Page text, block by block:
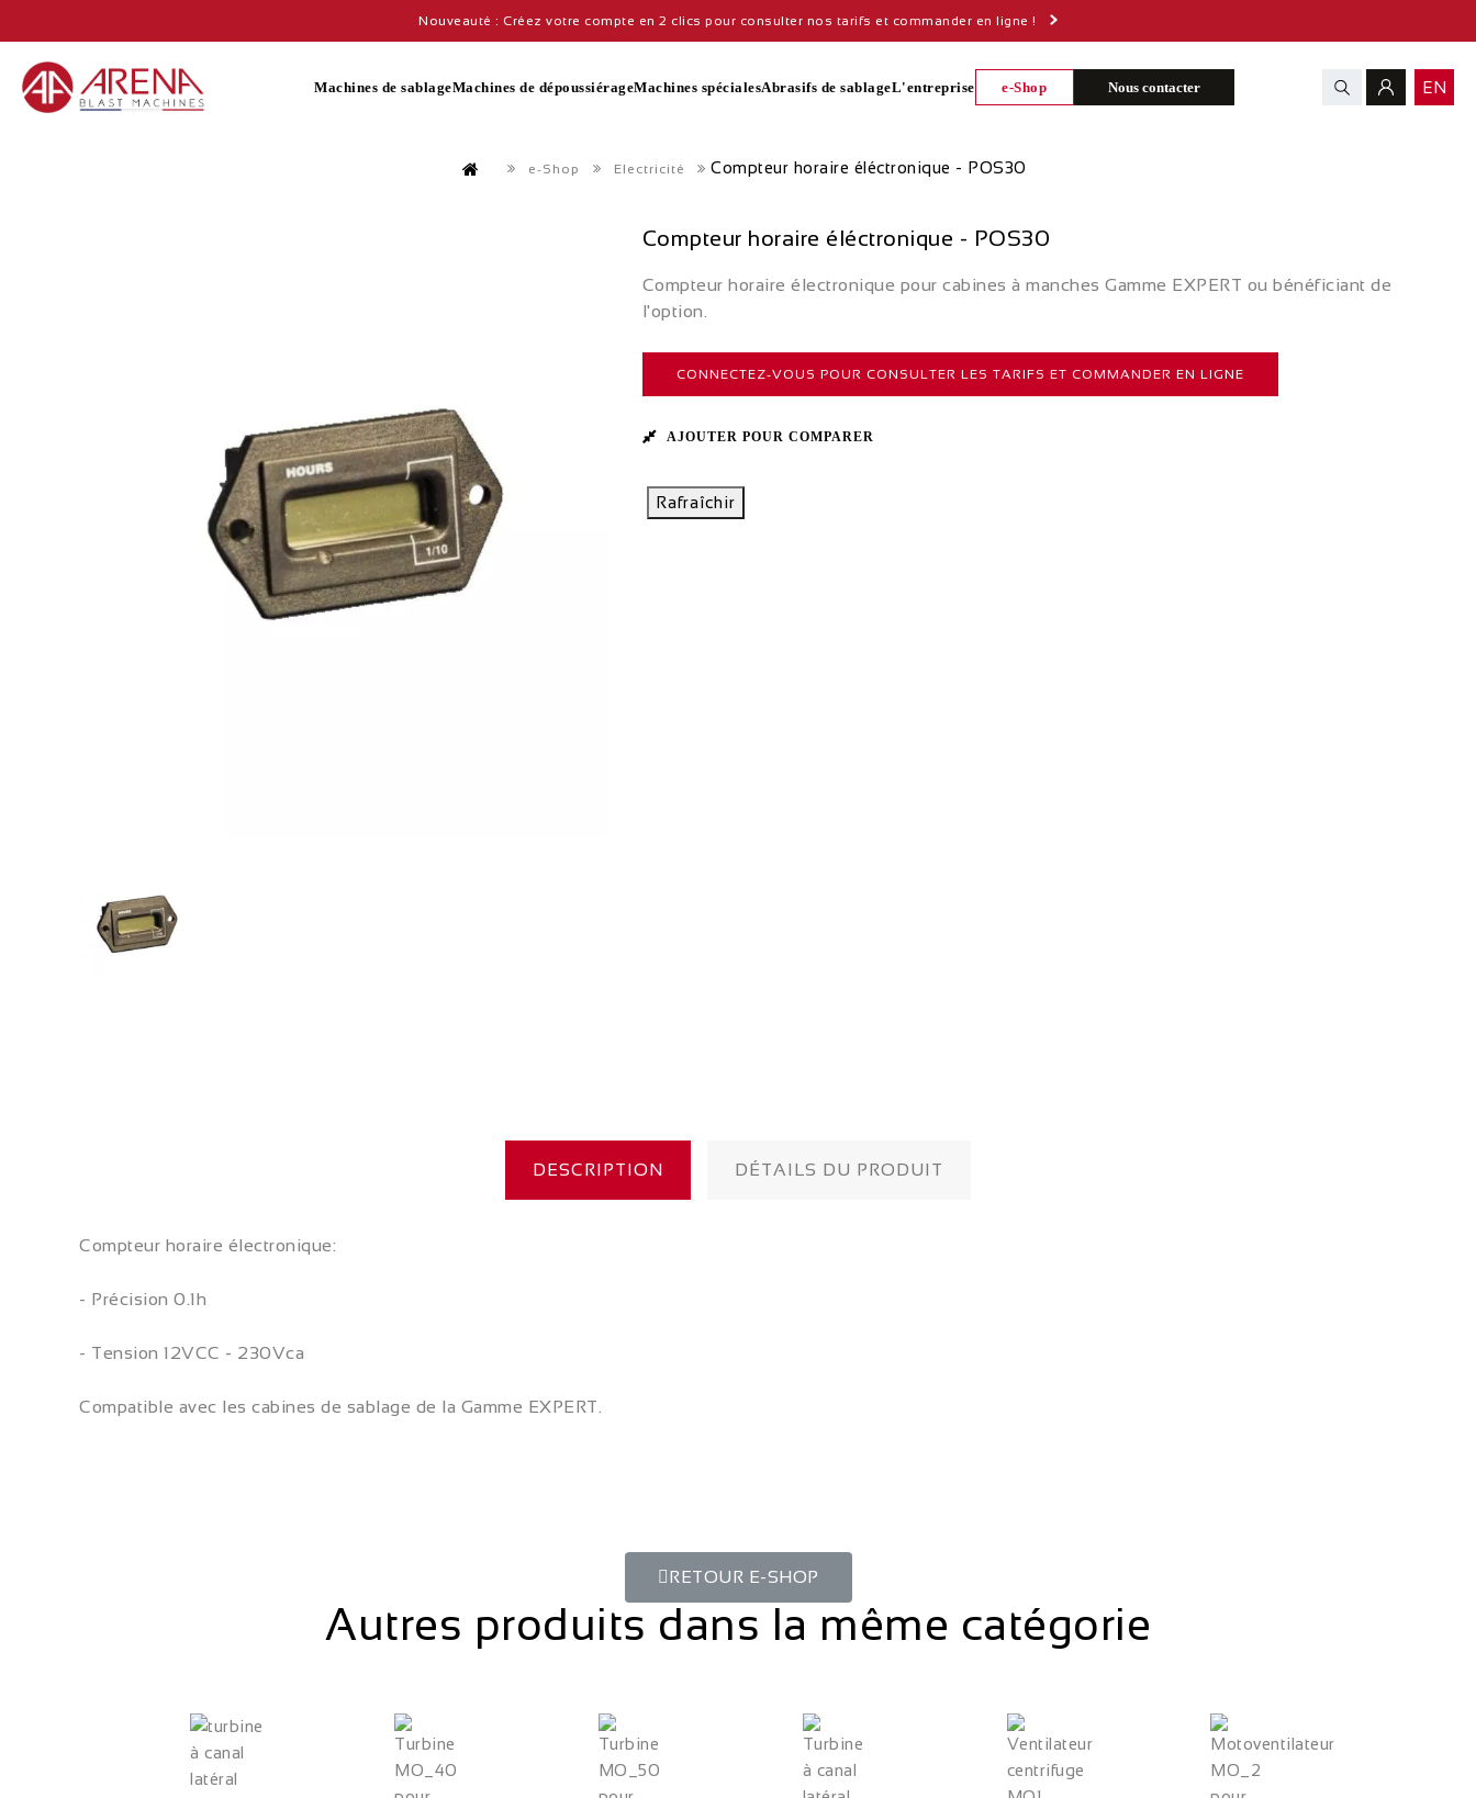
Nouveauté : Créez votre compte en 2 clics pour consulter nos tarifs et commander en ligne !
Machines de sablageMachines de dépoussiérageMachines spécialesAbrasifs de sablageL'entreprise e-Shop Nous contacter EN
e-Shop Electricité Compteur horaire éléctronique - POS30
Compteur horaire éléctronique - POS30
Compteur horaire électronique pour cabines à manches Gamme EXPERT ou bénéficiant de
l'option.
CONNECTEZ-VOUS POUR CONSULTER LES TARIFS ET COMMANDER EN LIGNE
AJOUTER POUR COMPARER
DESCRIPTION DÉTAILS DU PRODUIT
Compteur horaire électronique:
- Précision 0.1h
- Tension 12VCC - 230Vca
Compatible avec les cabines de sablage de la Gamme EXPERT
RETOUR E-SHOP
Autres produits dans la même catégorie